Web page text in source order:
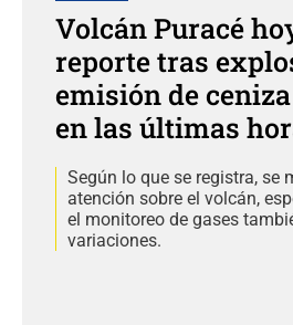
Volcán Puracé
reporte tras
emisión de
en las últimas
Según lo que se registra, se
atención sobre el volcán,
el monitoreo de gases
variaciones.